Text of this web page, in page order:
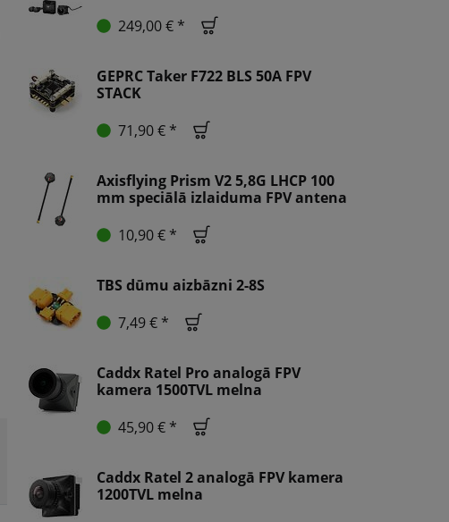
249,00 € *
GEPRC Taker F722 BLS 50A FPV
STACK
71,90 € *
Axisflying Prism V2 5,8G LHCP 100
mm speciālā izlaiduma FPV antena
10,90 € *
TBS dūmu aizbāzni 2-8S
7,49 € *
Caddx Ratel Pro analogā FPV
kamera 1500TVL melna
45,90 € *
Caddx Ratel 2 analogā FPV kamera
1200TVL melna